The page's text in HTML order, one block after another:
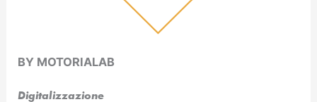
BY MOTORIALAB
Digitalizzazione